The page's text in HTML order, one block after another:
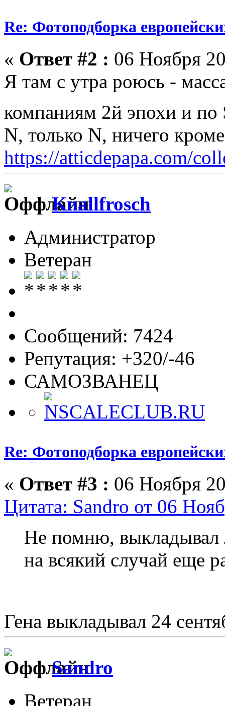
Re: Фотоподборка
« Ответ #2 : 06 Ноября
Я там с утра роюсь -
компаниям 2й эпохи и
N, только N, ничего
https://atticdepapa.com/
Knallfrosch
Администратор
Ветеран
Сообщений: 7424
Репутация: +320/-46
САМОЗВАНЕЦ
Re: Фотоподборка
« Ответ #3 : 06 Ноября
Цитата: Sandro от 06
Не помню, выкладывал
на всякий случай еще
Гена выкладывал 24
Sandro
Ветеран